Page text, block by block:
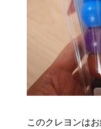
このクレヨンは